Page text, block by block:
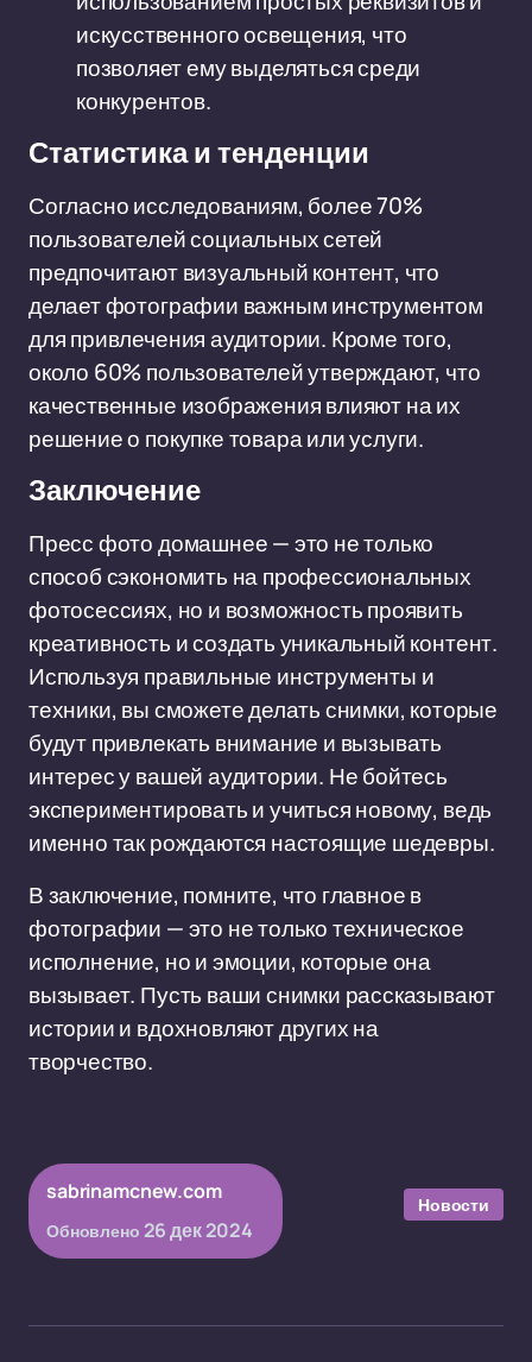
искусственного освещения, что
позволяет ему выделяться среди
конкурентов.
Статистика и тенденции
Согласно исследованиям, более 70%
пользователей социальных сетей
предпочитают визуальный контент, что
делает фотографии важным инструментом
для привлечения аудитории. Кроме того,
около 60% пользователей утверждают, что
качественные изображения влияют на их
решение о покупке товара или услуги.
Заключение
Пресс фото домашнее — это не только
способ сэкономить на профессиональных
фотосессиях, но и возможность проявить
креативность и создать уникальный контент.
Используя правильные инструменты и
техники, вы сможете делать снимки, которые
будут привлекать внимание и вызывать
интерес у вашей аудитории. Не бойтесь
экспериментировать и учиться новому, ведь
именно так рождаются настоящие шедевры.
В заключение, помните, что главное в
фотографии — это не только техническое
исполнение, но и эмоции, которые она
вызывает. Пусть ваши снимки рассказывают
истории и вдохновляют других на
творчество.
sabrinamcnew.com
Обновлено 26 дек 2024
Новости